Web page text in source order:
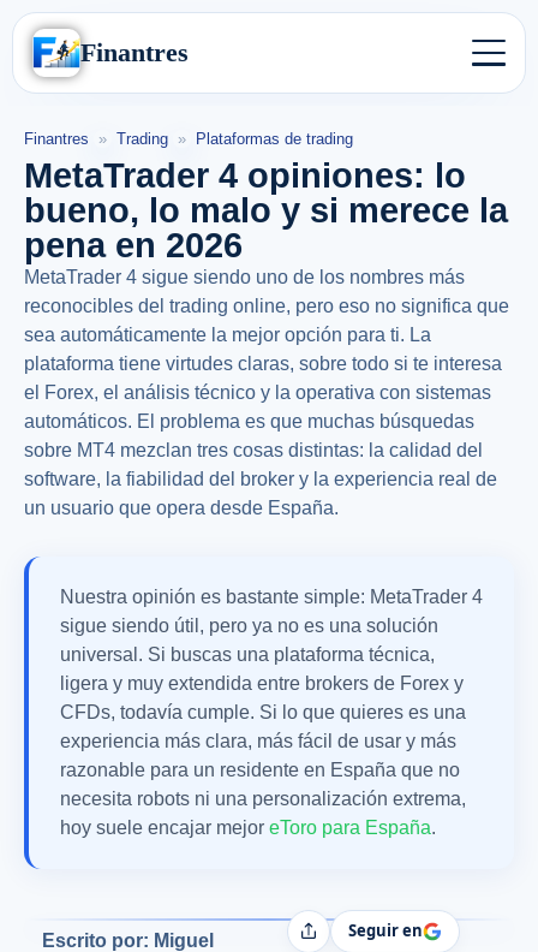
Finantres
Finantres » Trading » Plataformas de trading
MetaTrader 4 opiniones: lo
bueno, lo malo y si merece la
pena en 2026
MetaTrader 4 sigue siendo uno de los nombres más
reconocibles del trading online, pero eso no significa que
sea automáticamente la mejor opción para ti. La
plataforma tiene virtudes claras, sobre todo si te interesa
el Forex, el análisis técnico y la operativa con sistemas
automáticos. El problema es que muchas búsquedas
sobre MT4 mezclan tres cosas distintas: la calidad del
software, la fiabilidad del broker y la experiencia real de
un usuario que opera desde España.
Nuestra opinión es bastante simple: MetaTrader 4
sigue siendo útil, pero ya no es una solución
universal. Si buscas una plataforma técnica,
ligera y muy extendida entre brokers de Forex y
CFDs, todavía cumple. Si lo que quieres es una
experiencia más clara, más fácil de usar y más
razonable para un residente en España que no
necesita robots ni una personalización extrema,
hoy suele encajar mejor eToro para España.
Escrito por: Miguel
CompartirSeguir en